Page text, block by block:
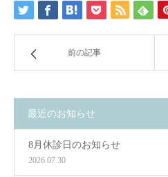
前の記事
最近のお知らせ
8月休診日のお知らせ
2026.07.30